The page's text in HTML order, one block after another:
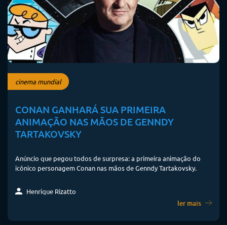
cinema mundial
CONAN GANHARÁ SUA PRIMEIRA
ANIMAÇÃO NAS MÃOS DE GENNDY
TARTAKOVSKY
Anúncio que pegou todos de surpresa: a primeira animação do
icônico personagem Conan nas mãos de Genndy Tartakovsky.
Henrique Rizatto
ler mais